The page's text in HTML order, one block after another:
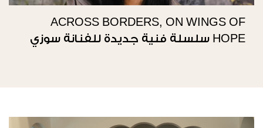
ACROSS BORDERS, ON WINGS OF
HOPE سلسلة فنية جديدة للفنانة سوزي